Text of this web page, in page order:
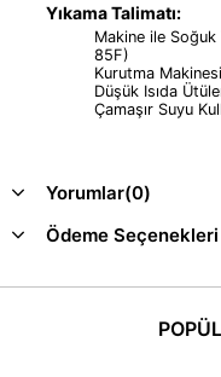
Yıkama Talimatı:
Makine ile Soğuk
85F)
Kurutma
Düşük Isıda
Çamaşır Suyu
Yorumlar(0)
Ödeme Seçenekleri